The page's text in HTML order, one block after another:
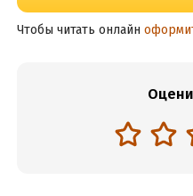
Чтобы читать онлайн